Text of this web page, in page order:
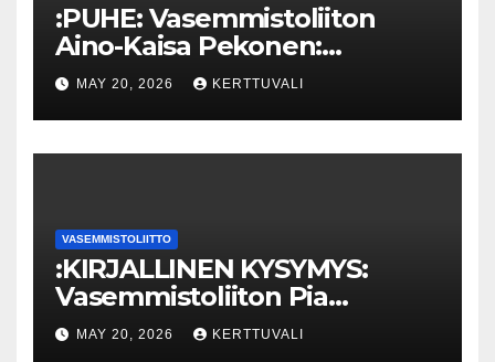
:PUHE: Vasemmistoliiton
Aino-Kaisa Pekonen:
Eriarvoistumisen
pysäyttäminen luo
turvallisuutta
MAY 20, 2026 KERTTUVALI
VASEMMISTOLIITTO
:KIRJALLINEN KYSYMYS:
Vasemmistoliiton Pia
Lohikoski: Missä viipyy Orpon
hallituksen drooniohjeistus
MAY 20, 2026 KERTTUVALI